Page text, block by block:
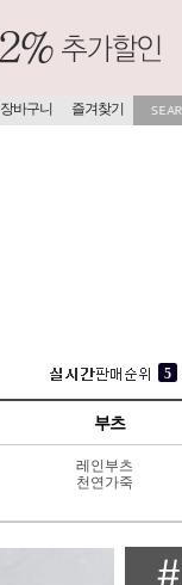
장바구니 즐겨찾기
2
4
부츠
레인부츠
천연가죽